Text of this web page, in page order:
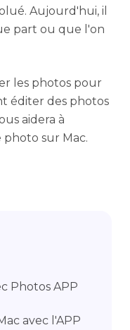
Aujourd'hui, il
part ou que l'on
les photos pour
éditer des photos
aidera à
sur Mac.
Photos APP
avec l'APP